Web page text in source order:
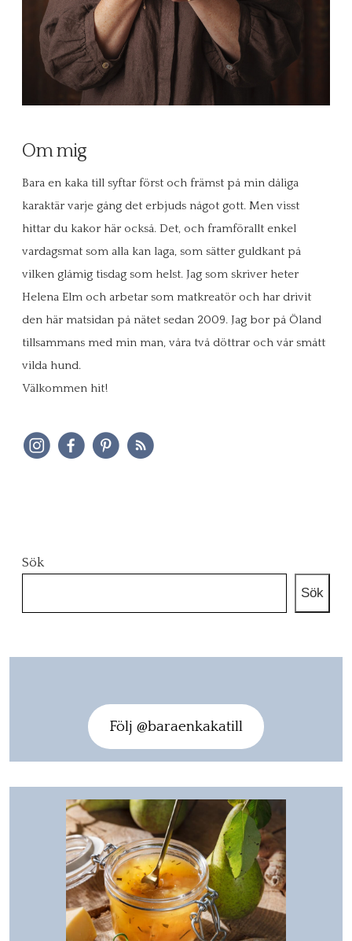
Om mig
Bara en kaka till syftar först och främst på min dåliga
karaktär varje gång det erbjuds något gott. Men visst
hittar du kakor här också. Det, och framförallt enkel
vardagsmat som alla kan laga, som sätter guldkant på
vilken glåmig tisdag som helst. Jag som skriver heter
Helena Elm och arbetar som matkreatör och har drivit
den här matsidan på nätet sedan 2009. Jag bor på Öland
tillsammans med min man, våra två döttrar och vår smått
vilda hund.
Välkommen hit!
Sök
Sök
Följ @baraenkakatill